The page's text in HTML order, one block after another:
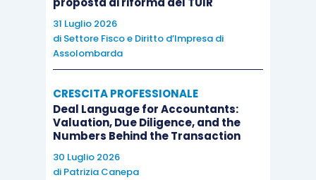
Non è consentito il cumulo, per le stesse spese
ammissibili (o parte di esse),
Statoo aiuti concessi in regime
altre agevolazioni finanziate con risorse UE.
31 Luglio 2026
di Settore Fisco e Diritto d’Impresa di
Assolombarda
CRESCITA PROFESSIONALE
Deal Language for Accountants:
Valuation, Due Diligence, and the
Numbers Behind the Transaction
30 Luglio 2026
di Patrizia Canepa